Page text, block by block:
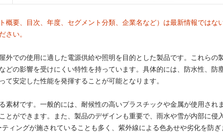
概要、目次、年度、セグメント分類、企業名など）は最新情報ではな
さい。
外での使用に適した電源供給や照明を目的とした製品です。これらの
どの影響を受けにくい特性を持っています。具体的には、防水性、防
て安定した性能を発揮することが可能となります。
素材です。一般的には、耐候性の高いプラスチックや金属が使用され
とができます。また、製品のデザインも重要で、雨水や雪が内部に侵
ィングが施されていることも多く、紫外線による色あせや劣化を防ぎ